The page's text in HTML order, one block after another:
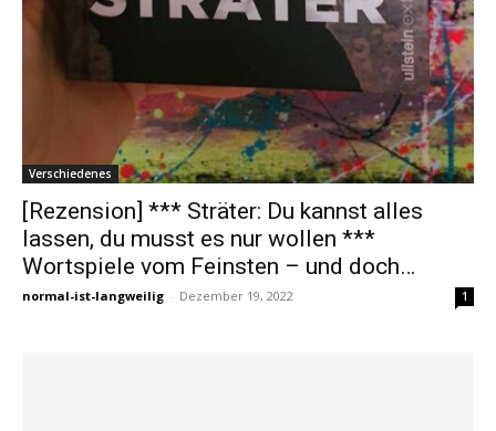
Verschiedenes
[Rezension] *** Sträter: Du kannst alles
lassen, du musst es nur wollen ***
Wortspiele vom Feinsten – und doch…
normal-ist-langweilig - Dezember 19, 2022 1